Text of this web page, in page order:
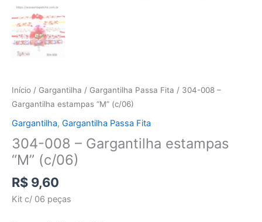
Início / Gargantilha / Gargantilha Passa Fita / 304-008 –
Gargantilha estampas “M” (c/06)
Gargantilha, Gargantilha Passa Fita
304-008 – Gargantilha estampas
“M” (c/06)
R$ 9,60
Kit c/ 06 peças